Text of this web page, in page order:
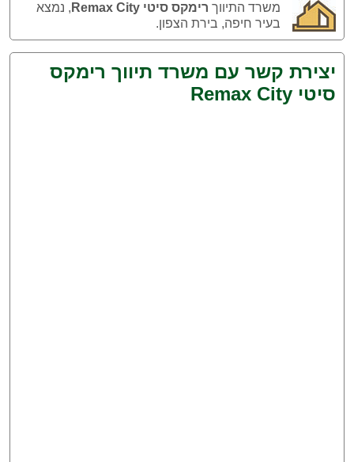
משרד התיווך רימקס סיטי Remax City
, נמצא
בעיר חיפה, בירת הצפון.
יצירת קשר עם משרד תיווך רימקס
סיטי Remax City